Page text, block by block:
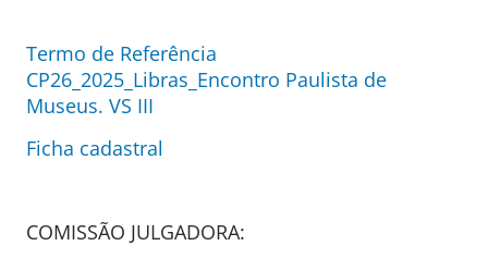
Termo de Referência
CP26_2025_Libras_Encontro Paulista de
Museus. VS III
Ficha cadastral
COMISSÃO JULGADORA: